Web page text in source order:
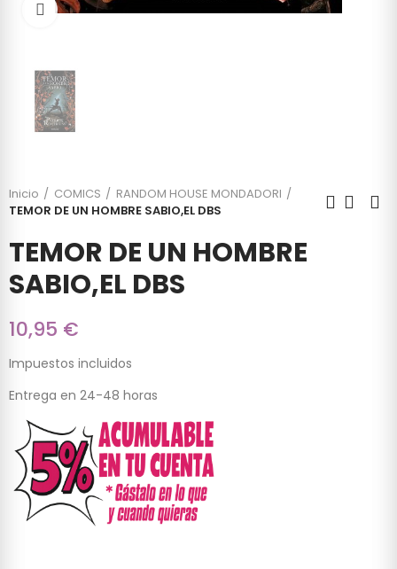
Click to enlarge
Inicio COMICS
RANDOM HOUSE MONDADORI
TEMOR DE UN HOMBRE SABIO,EL DBS
TEMOR DE UN HOMBRE
SABIO,EL DBS
10,95 €
Impuestos incluidos
Entrega en 24-48 horas